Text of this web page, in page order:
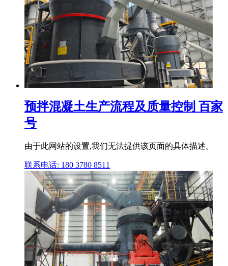
预拌混凝土生产流程及质量控制 百家
号
由于此网站的设置,我们无法提供该页面的具体描述。
联系电话: 180 3780 8511